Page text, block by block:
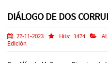
DIÁLOGO DE DOS
27-11-2023 Hits: 1474
Edición